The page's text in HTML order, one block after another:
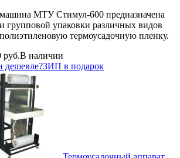
МТУ Стимул-600 предназначена
групповой упаковки различных видов
термоусадочную пленку.
руб.В наличии
дешевле?ЗИП в подарок